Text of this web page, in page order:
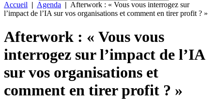
Accueil | Agenda | Afterwork : « Vous vous interrogez sur
l’impact de l’IA sur vos organisations et comment en tirer profit ? »
Afterwork : « Vous vous
interrogez sur l’impact de l’IA
sur vos organisations et
comment en tirer profit ? »